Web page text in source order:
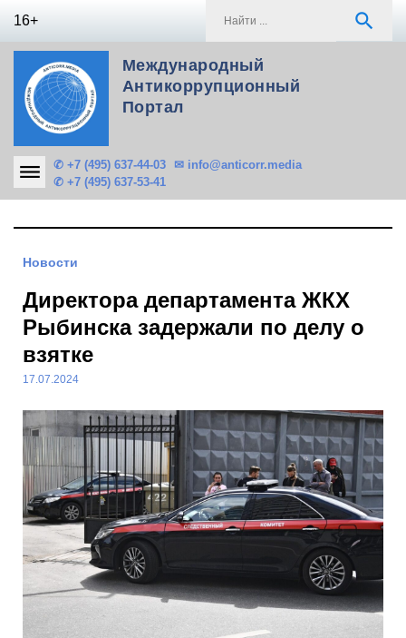
16+ search
Международный
Антикоррупционный
Портал
✆ +7 (495) 637-44-03
✆ +7 (495) 637-53-41
✉ info@anticorr.media
Новости
Директора департамента ЖКХ
Рыбинска задержали по делу о
взятке
17.07.2024